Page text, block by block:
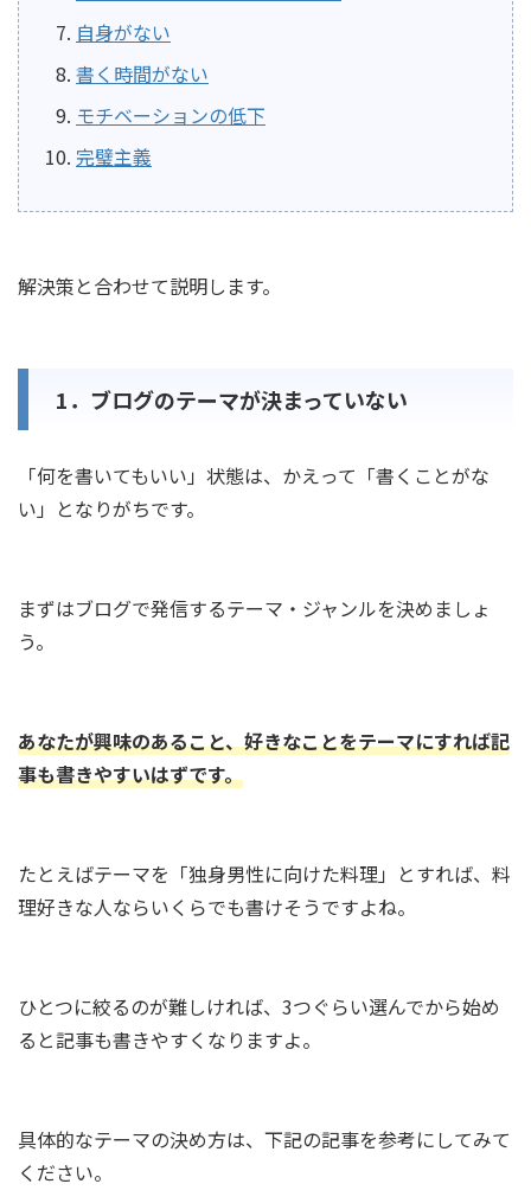
自身がない
書く時間がない
モチベーションの低下
完璧主義
解決策と合わせて説明します。
1．ブログのテーマが決まっていない
「何を書いてもいい」状態は、かえって「書くことがな
い」となりがちです。
まずはブログで発信するテーマ・ジャンルを決めましょ
う。
あなたが興味のあること、好きなことをテーマにすれば記
事も書きやすいはずです。
たとえばテーマを「独身男性に向けた料理」とすれば、料
理好きな人ならいくらでも書けそうですよね。
ひとつに絞るのが難しければ、3つぐらい選んでから始め
ると記事も書きやすくなりますよ。
具体的なテーマの決め方は、下記の記事を参考にしてみて
ください。